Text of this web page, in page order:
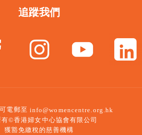
追蹤我們
電郵至 info@womencentre.org.hk
有©香港婦女中心協會有限公司
獲豁免繳稅的慈善機構